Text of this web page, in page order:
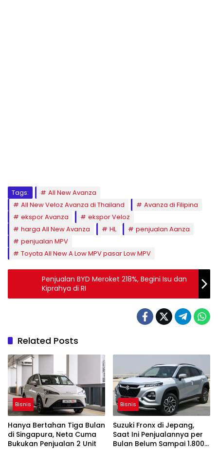
Tags:
All New Avanza
All New Veloz Avanza di Thailand
Avanza di Filipina
ekspor Avanza
ekspor Veloz
harga All New Avanza
HL
penjualan Aanza
penjualan MPV
Toyota All New A Low MPV pasar Low MPV
Penjualan BYD Meroket 218%, Begini Isu dan
Kiprahya di RI
Related Posts
Bisnis
Hanya Bertahan Tiga Bulan
di Singapura, Neta Cuma
Bukukan Penjualan 2 Unit
Bisnis
Suzuki Fronx di Jepang,
Saat Ini Penjualannya per
Bulan Belum Sampai 1.800